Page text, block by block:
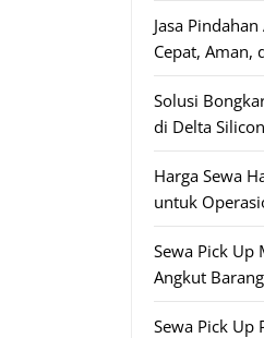
Jasa
Cepat, Aman,
Solusi
di Delta
Harga Sewa
untuk
Sewa Pick Up
Angkut
Sewa Pick Up